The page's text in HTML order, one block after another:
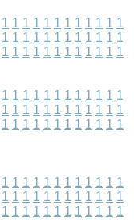
1 1 1 1 1 1 1 1 1 1 1 1
1 1 1 1 1 1 1 1 1 1 1 1
1 1 1 1 1 1 1 1 1 1 1 1
1 1 1 1 1 1 1 1 1 1 1 1
1 1 1 1 1 1 1 1 1 1 1 1
1 1 1 1 1 1 1 1 1 1 1 1
1 1 1 1 1 1 1 1 1 1 1 1
1 1 1 1 1 1 1 1 1 1 1 1
1 1 1 1 1 1 1 1 1 1 1 1